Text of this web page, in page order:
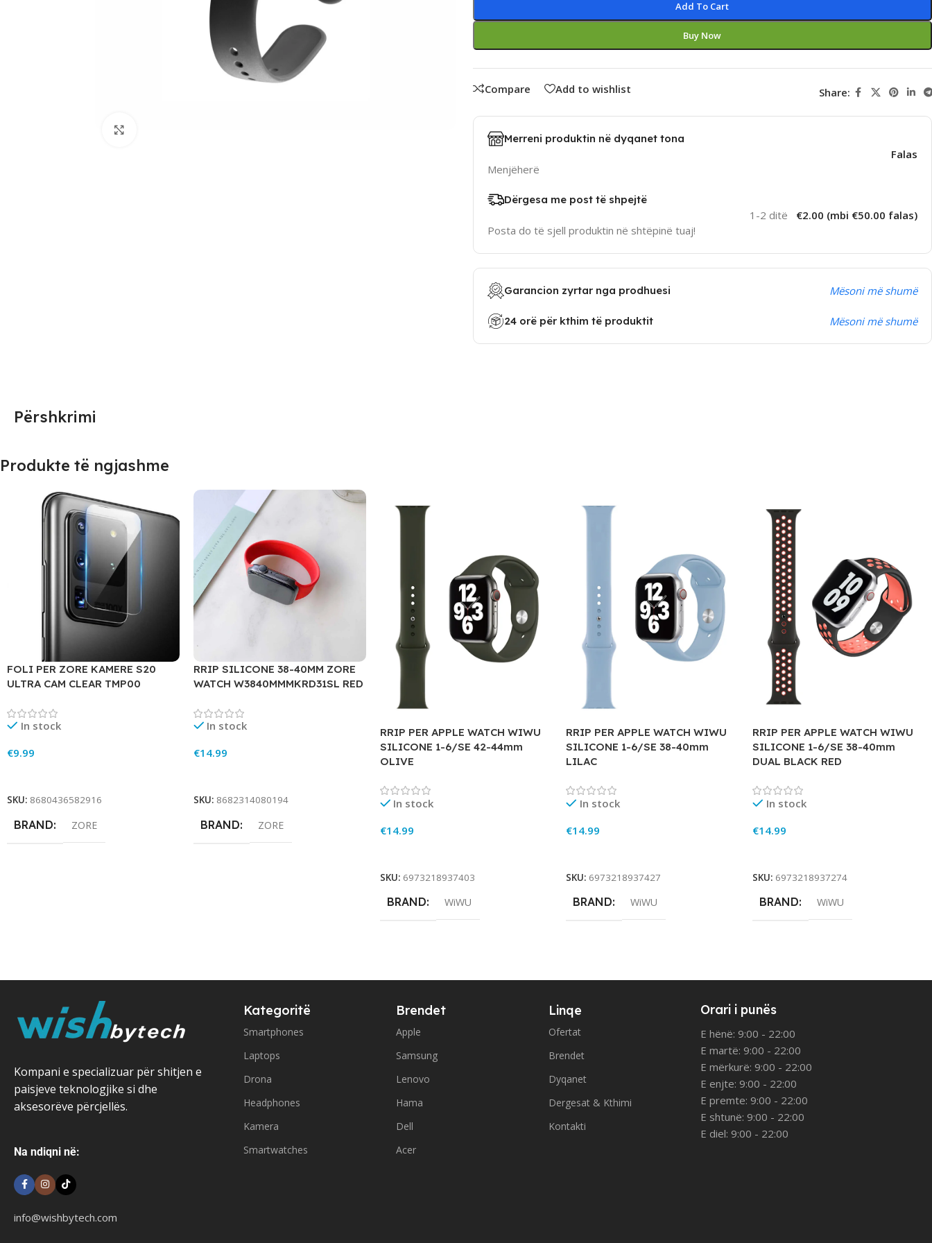
Add To Cart
Buy Now
Compare Add to wishlist Share:
Merreni produktin në dyqanet tona
Menjëherë
Falas
Dërgesa me post të shpejtë
Posta do të sjell produktin në shtëpinë tuaj!
1-2 ditë €2.00 (mbi €50.00 falas)
Garancion zyrtar nga prodhuesi Mësoni më shumë
24 orë për kthim të produktit Mësoni më shumë
Përshkrimi
Produkte të ngjashme
FOLI PER ZORE KAMERE S20
ULTRA CAM CLEAR TMP00
In stock
€9.99
SKU: 8680436582916
BRAND ZORE
RRIP SILICONE 38-40MM ZORE
WATCH W3840MMMKRD31SL RED
In stock
€14.99
SKU: 8682314080194
BRAND ZORE
RRIP PER APPLE WATCH WIWU
SILICONE 1-6/SE 42-44mm
OLIVE
In stock
€14.99
SKU: 6973218937403
BRAND WiWU
RRIP PER APPLE WATCH WIWU
SILICONE 1-6/SE 38-40mm
LILAC
In stock
€14.99
SKU: 6973218937427
BRAND WiWU
RRIP PER APPLE WATCH WIWU
SILICONE 1-6/SE 38-40mm
DUAL BLACK RED
In stock
€14.99
SKU: 6973218937274
BRAND WiWU
Kompani e specializuar për shitjen e
paisjeve teknologjike si dhe
aksesorëve përcjellës.
Na ndiqni në:
info@wishbytech.com
Kategoritë
Smartphones
Laptops
Drona
Headphones
Kamera
Smartwatches
Brendet
Apple
Samsung
Lenovo
Hama
Dell
Acer
Linqe
Ofertat
Brendet
Dyqanet
Dergesat & Kthimi
Kontakti
Orari i punës
E hënë: 9:00 - 22:00
E martë: 9:00 - 22:00
E mërkurë: 9:00 - 22:00
E enjte: 9:00 - 22:00
E premte: 9:00 - 22:00
E shtunë: 9:00 - 22:00
E diel: 9:00 - 22:00